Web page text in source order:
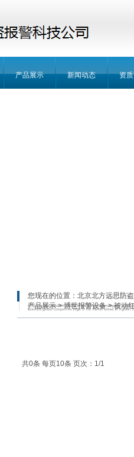
产品展示 新闻动态 资
共0条 每页10条 页次：1/1
您现在的位置： 北京北方远思防
产品展示>博世报警设备>被动